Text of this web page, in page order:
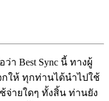
า Best Sync นี้ ทางผู้
ให้ ทุกท่านได้นำไปใช้
จ่ายใดๆ ทั้งสิ้น ท่านยัง